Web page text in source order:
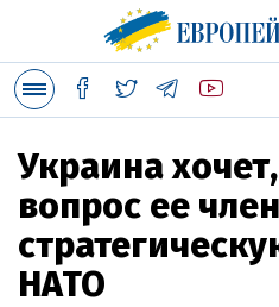
Украина
вопрос ее
НАТО